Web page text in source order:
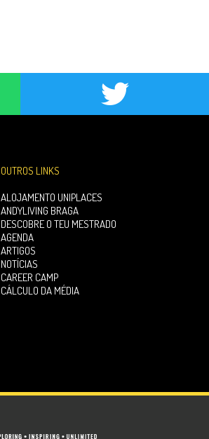
OUTROS LINKS
ALOJAMENTO UNIPLACES
ANDYLIVING BRAGA
DESCOBRE O TEU MESTRADO
AGENDA
ARTIGOS
NOTÍCIAS
CAREER CAMP
CÁLCULO DA MÉDIA